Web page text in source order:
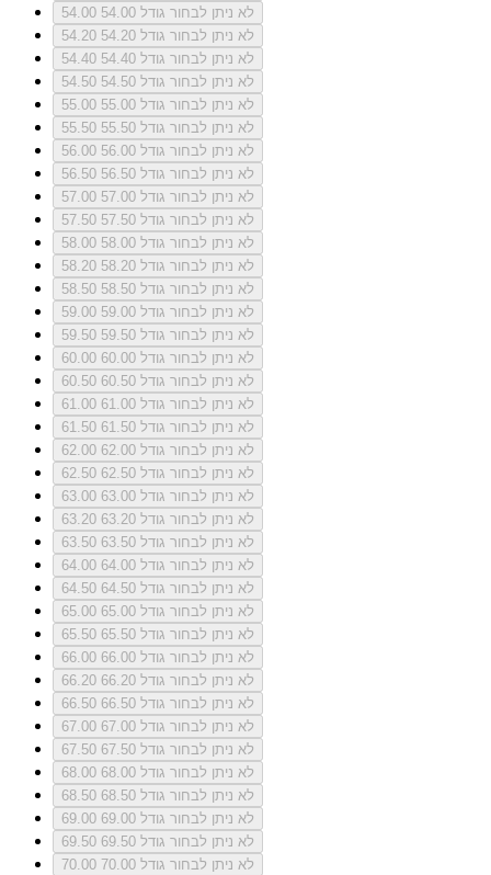
54.00
לא ניתן לבחור גודל 54.00
54.20
לא ניתן לבחור גודל 54.20
54.40
לא ניתן לבחור גודל 54.40
54.50
לא ניתן לבחור גודל 54.50
55.00
לא ניתן לבחור גודל 55.00
55.50
לא ניתן לבחור גודל 55.50
56.00
לא ניתן לבחור גודל 56.00
56.50
לא ניתן לבחור גודל 56.50
57.00
לא ניתן לבחור גודל 57.00
57.50
לא ניתן לבחור גודל 57.50
58.00
לא ניתן לבחור גודל 58.00
58.20
לא ניתן לבחור גודל 58.20
58.50
לא ניתן לבחור גודל 58.50
59.00
לא ניתן לבחור גודל 59.00
59.50
לא ניתן לבחור גודל 59.50
60.00
לא ניתן לבחור גודל 60.00
60.50
לא ניתן לבחור גודל 60.50
61.00
לא ניתן לבחור גודל 61.00
61.50
לא ניתן לבחור גודל 61.50
62.00
לא ניתן לבחור גודל 62.00
62.50
לא ניתן לבחור גודל 62.50
63.00
לא ניתן לבחור גודל 63.00
63.20
לא ניתן לבחור גודל 63.20
63.50
לא ניתן לבחור גודל 63.50
64.00
לא ניתן לבחור גודל 64.00
64.50
לא ניתן לבחור גודל 64.50
65.00
לא ניתן לבחור גודל 65.00
65.50
לא ניתן לבחור גודל 65.50
66.00
לא ניתן לבחור גודל 66.00
66.20
לא ניתן לבחור גודל 66.20
66.50
לא ניתן לבחור גודל 66.50
67.00
לא ניתן לבחור גודל 67.00
67.50
לא ניתן לבחור גודל 67.50
68.00
לא ניתן לבחור גודל 68.00
68.50
לא ניתן לבחור גודל 68.50
69.00
לא ניתן לבחור גודל 69.00
69.50
לא ניתן לבחור גודל 69.50
70.00
לא ניתן לבחור גודל 70.00